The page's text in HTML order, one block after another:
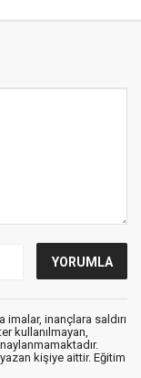
inançlara saldırı
kullanılmayan,
kişiye aittir. Eğitim